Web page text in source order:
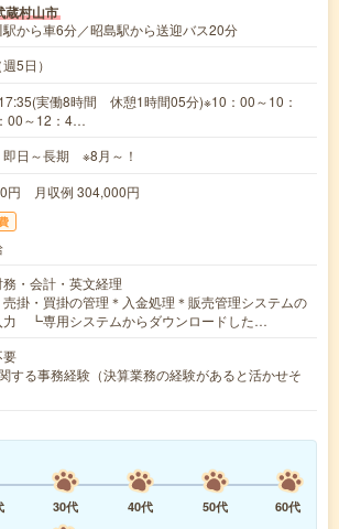
蔵村山市
から車6分／昭島駅から送迎バス20分
5日）
実働8時間 休憩1時間05分)※10：00～10：
00～12：4…
即日～長期 ※8月～！
円 月収例 304,000円
・会計・英文経理
売掛・買掛の管理＊入金処理＊販売管理システムの
力 ┗専用システムからダウンロードした…
要
する事務経験（決算業務の経験があると活かせそ
30代 40代 50代
60代